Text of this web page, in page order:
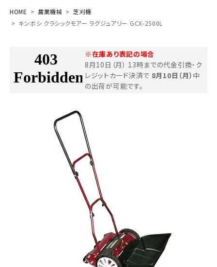
search
お気に入り一覧
HOME 農業機械
芝刈機
キンボシ クラシックモアー ラグジュアリー GCX-2500L
※在庫あり表記の場合
8月10日（月） 13時までの代金引換・ク
レジットカード決済で 8月10日（月） 中
の出荷が可能です。